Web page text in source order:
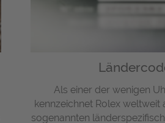
Als einer der wenigen
kennzeichnet Rolex weltweit
sogenannten